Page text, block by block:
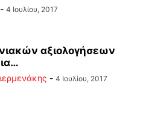
- 4 Ιουλίου, 2017
αξιολογήσεων
- 4 Ιουλίου, 2017